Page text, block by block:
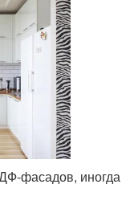
фасадов, иногда